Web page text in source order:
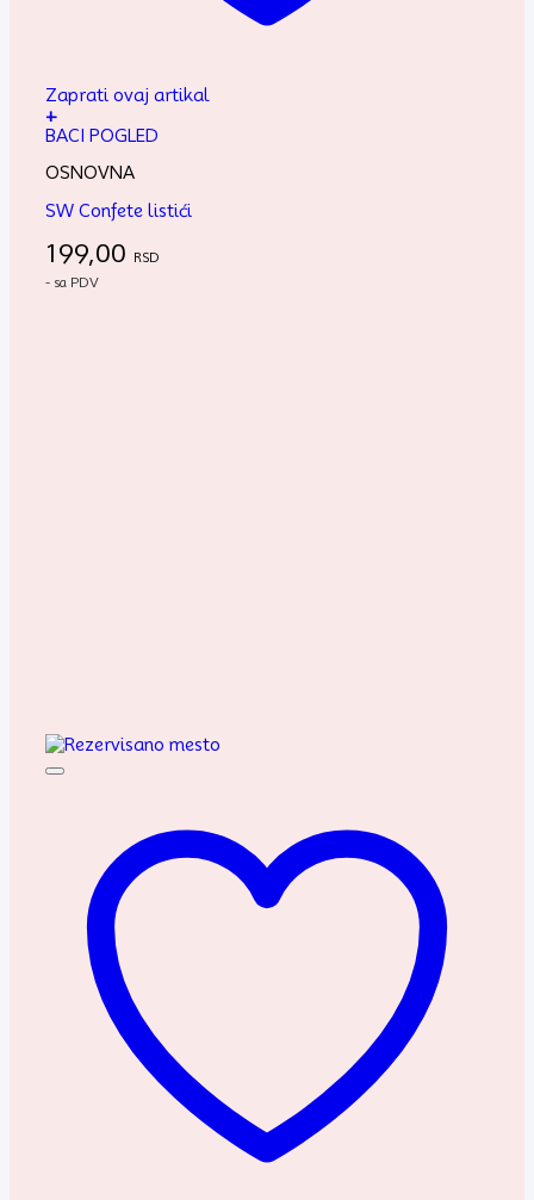
Zaprati ovaj artikal
+
BACI POGLED
OSNOVNA
SW Confete listići
199,00 RSD
- sa PDV